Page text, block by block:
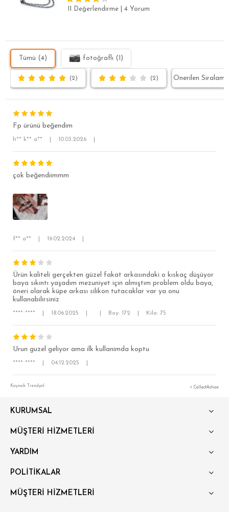
OVERSİZE
BÜYÜK BEDEN
11 Değerlendirme 4 Yorum
Tümü (4) fotoğraflı (1)
(2) (2)
Fp ürünü beğendim
h** k** a** 10.03.2026
çok beğendiimmm
f** a** 19.02.2024
Ürün kaliteli gerçekten güzel fakat arkasındaki o kıskaç düşüyor
baya sıkıntı yaşadım mezuniyet için almıştım problem oldu baya,
öneri olarak küpe arkası silikon tutacaklar var ya onu
kullanabilirsiniz
**** **** 18.06.2025 Boy: 172 Kilo: 75
Urun guzel geliyor ama ilk kullanimda koptu
**** **** 04.12.2025
Kaynak: Trendyol ⚡ CollectAction
KURUMSAL
MÜŞTERİ HİZMETLERİ
YARDIM
POLİTİKALAR
MÜŞTERİ HİZMETLERİ